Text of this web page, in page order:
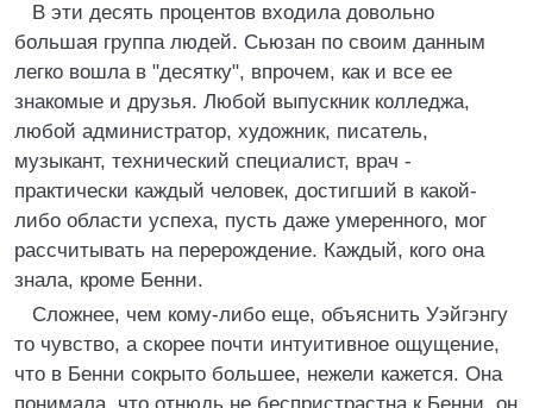
В эти десять процентов входила довольно
большая группа людей. Сьюзан по своим данным
легко вошла в "десятку", впрочем, как и все ее
знакомые и друзья. Любой выпускник колледжа,
любой администратор, художник, писатель,
музыкант, технический специалист, врач -
практически каждый человек, достигший в какой-
либо области успеха, пусть даже умеренного, мог
рассчитывать на перерождение. Каждый, кого она
знала, кроме Бенни.
Сложнее, чем кому-либо еще, объяснить Уэйгэнгу
то чувство, а скорее почти интуитивное ощущение,
что в Бенни сокрыто большее, нежели кажется. Она